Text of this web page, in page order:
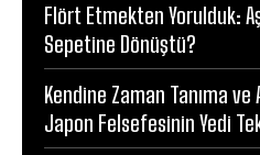
Flört Etmekten Yorulduk:
Sepetine Dönüştü?
Kendine Zaman Tanıma ve
Japon Felsefesinin Yedi